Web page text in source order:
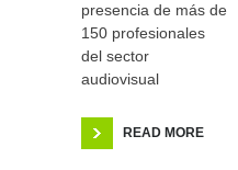
presencia de más de
150 profesionales
del sector
audiovisual
READ MORE